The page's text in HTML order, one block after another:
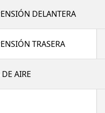
DELANTERA
TRASERA
AIRE